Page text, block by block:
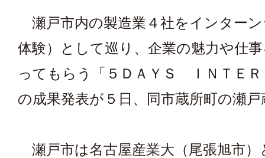
瀬戸市内の製造業４社をインター
体験）として巡り、企業の魅力や仕
ってもらう「５ＤＡＹＳ ＩＮＴＥＲ
の成果発表が５日、同市蔵所町の瀬
瀬戸市は名古屋産業大（尾張旭市）